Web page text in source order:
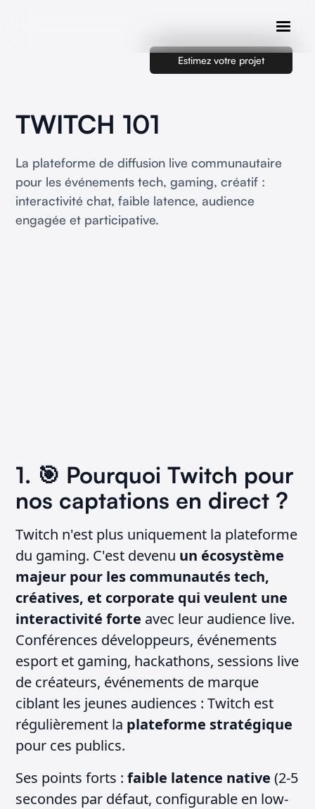
Estimez votre projet
TWITCH 101
La plateforme de diffusion live communautaire
pour les événements tech, gaming, créatif :
interactivité chat, faible latence, audience
engagée et participative.
1. 🎯 Pourquoi Twitch pour
nos captations en direct ?
Twitch n'est plus uniquement la plateforme
du gaming. C'est devenu un écosystème
majeur pour les communautés tech,
créatives, et corporate qui veulent une
interactivité forte avec leur audience live.
Conférences développeurs, événements
esport et gaming, hackathons, sessions live
de créateurs, événements de marque
ciblant les jeunes audiences : Twitch est
régulièrement la plateforme stratégique
pour ces publics.
Ses points forts :faible latence native (2-5
secondes par défaut, configurable en low-